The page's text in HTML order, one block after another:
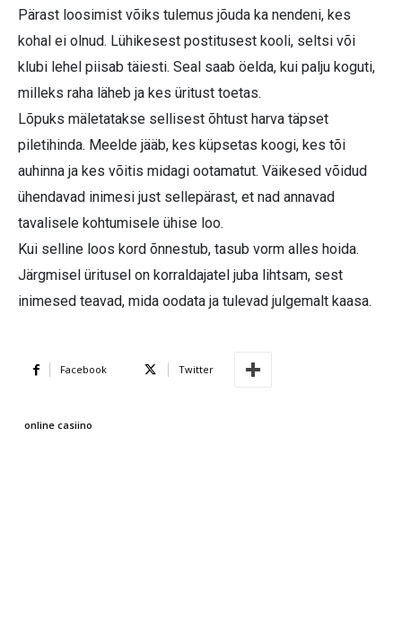
Pärast loosimist võiks tulemus jõuda ka nendeni, kes
kohal ei olnud. Lühikesest postitusest kooli, seltsi või
klubi lehel piisab täiesti. Seal saab öelda, kui palju koguti,
milleks raha läheb ja kes üritust toetas.
Lõpuks mäletatakse sellisest õhtust harva täpset
piletihinda. Meelde jääb, kes küpsetas koogi, kes tõi
auhinna ja kes võitis midagi ootamatut. Väikesed võidud
ühendavad inimesi just sellepärast, et nad annavad
tavalisele kohtumisele ühise loo.
Kui selline loos kord õnnestub, tasub vorm alles hoida.
Järgmisel üritusel on korraldajatel juba lihtsam, sest
inimesed teavad, mida oodata ja tulevad julgemalt kaasa.
Facebook Twitter
online casiino